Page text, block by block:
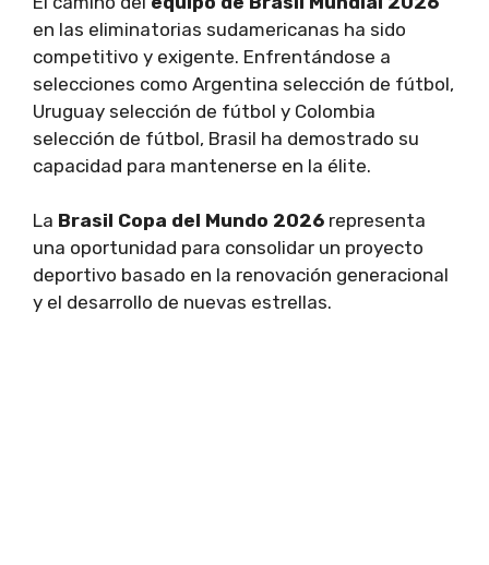
en las eliminatorias sudamericanas ha sido
competitivo y exigente. Enfrentándose a
selecciones como Argentina selección de fútbol,
Uruguay selección de fútbol y Colombia
selección de fútbol, Brasil ha demostrado su
capacidad para mantenerse en la élite.
La Brasil Copa del Mundo 2026 representa
una oportunidad para consolidar un proyecto
deportivo basado en la renovación generacional
y el desarrollo de nuevas estrellas.